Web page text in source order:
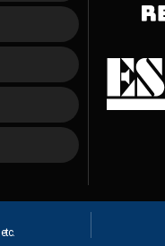
ース). All rights reserved.